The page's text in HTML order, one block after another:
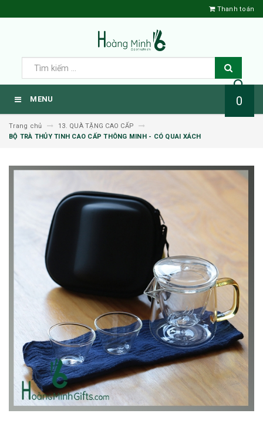
Thanh toán
MENU 0
Trang chủ
13. QUÀ TẶNG CAO CẤP
BỘ TRÀ THỦY TINH CAO CẤP THÔNG MINH - CÓ QUAI XÁCH